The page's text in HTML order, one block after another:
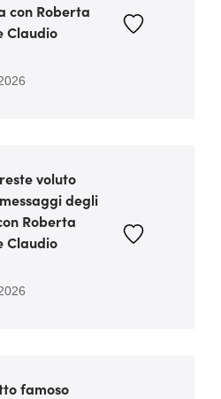
con Roberta
Claudio
voluto
degli
Roberta
Claudio
famoso